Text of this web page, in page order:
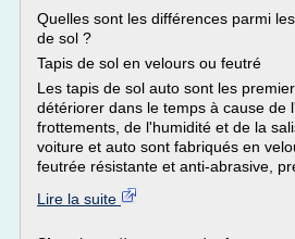
Quelles sont les différences parmi
de sol ?
Tapis de sol en velours ou feutré
Les tapis de sol auto sont les
détériorer dans le temps à cause de
frottements, de l'humidité et de la
voiture et auto sont fabriqués en
feutrée résistante et anti-abrasive,
Lire la suite